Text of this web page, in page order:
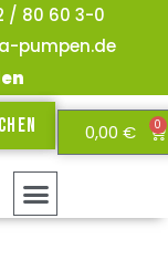
/ 80 60 3-0
pumpen.de
0,00 € 0